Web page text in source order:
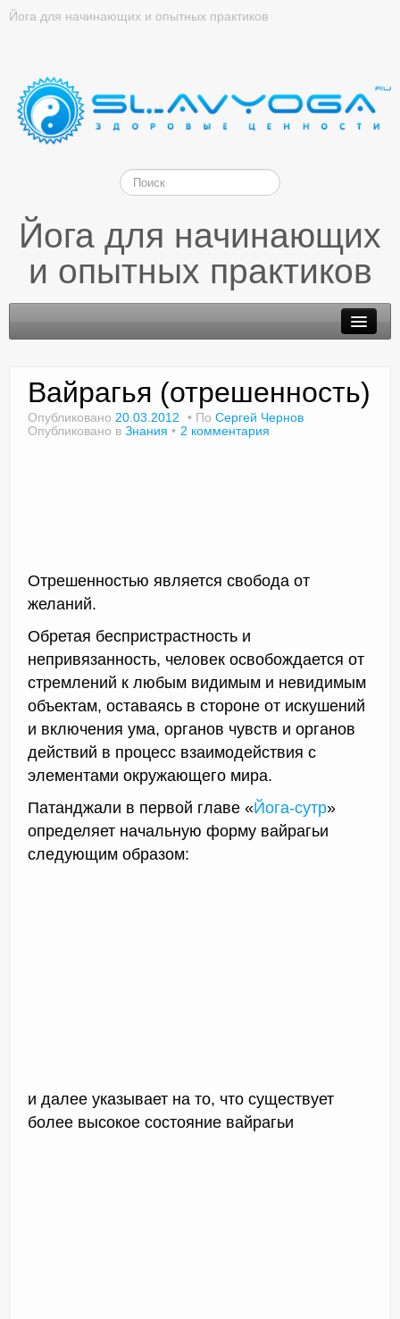
Йога для начинающих и опытных практиков
Йога для начинающих
и опытных практиков
Йога для начинающих
Триггерные точки
Контакты
Вайрагья (отрешенность)
Опубликовано 20.03.2012 По Сергей Чернов
Опубликовано в Знания 2 комментария
Отрешенностью является свобода от
желаний.
Обретая беспристрастность и
непривязанность, человек освобождается от
стремлений к любым видимым и невидимым
объектам, оставаясь в стороне от искушений
и включения ума, органов чувств и органов
действий в процесс взаимодействия с
элементами окружающего мира.
Патанджали в первой главе «Йога-сутр»
определяет начальную форму вайрагьи
следующим образом:
и далее указывает на то, что существует
более высокое состояние вайрагьи